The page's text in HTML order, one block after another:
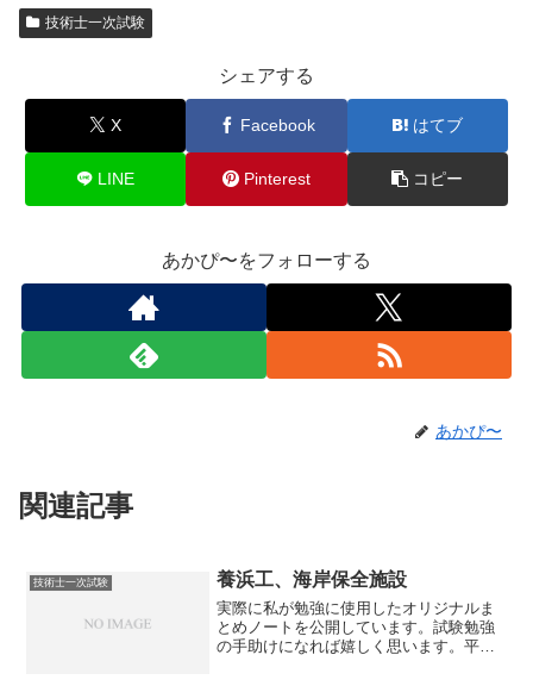
技術士一次試験
シェアする
X Facebook はてブ
LINE Pinterest コピー
あかぴ〜をフォローする
あかぴ〜
関連記事
技術士一次試験 養浜工、海岸保全施設
実際に私が勉強に使用したオリジナルま
とめノートを公開しています。試験勉強
の手助けになれば嬉しく思います。平成